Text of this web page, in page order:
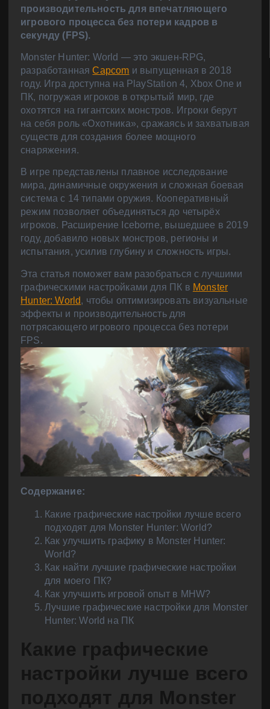
производительность для впечатляющего
игрового процесса без потери кадров в
секунду (FPS).
Monster Hunter: World — это экшен-RPG,
разработаннаяCapcom и выпущенная в 2018
году. Игра доступна на PlayStation 4, Xbox One и
ПК, погружая игроков в открытый мир, где
охотятся на гигантских монстров. Игроки берут
на себя роль «Охотника», сражаясь и захватывая
существ для создания более мощного
снаряжения.
В игре представлены плавное исследование
мира, динамичные окружения и сложная боевая
система с 14 типами оружия. Кооперативный
режим позволяет объединяться до четырёх
игроков. Расширение Iceborne, вышедшее в 2019
году, добавило новых монстров, регионы и
испытания, усилив глубину и сложность игры.
Эта статья поможет вам разобраться с лучшими
графическими настройками для ПК в Monster
Hunter: World, чтобы оптимизировать визуальные
эффекты и производительность для
потрясающего игрового процесса без потери
FPS.
Содержание:
Какие графические настройки лучше всего
подходят для Monster Hunter: World?
Как улучшить графику в Monster Hunter:
World?
Как найти лучшие графические настройки
для моего ПК?
Как улучшить игровой опыт в MHW?
Лучшие графические настройки для Monster
Hunter: World на ПК
Какие графические
настройки лучше всего
подходят для Monster